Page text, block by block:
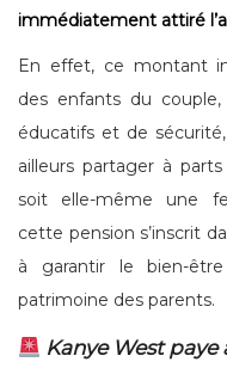
immédiatement attiré
En effet, ce montant
des enfants du
éducatifs et de
ailleurs partager à
soit elle-même une
cette pension s’inscrit
à garantir le bien-
patrimoine des parents.
Kanye West